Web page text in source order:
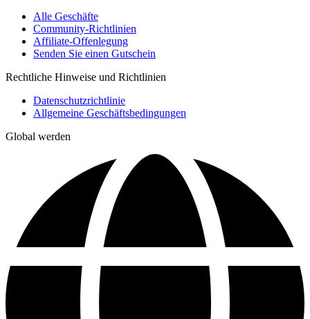
Alle Geschäfte
Community-Richtlinien
Affiliate-Offenlegung
Senden Sie einen Gutschein
Rechtliche Hinweise und Richtlinien
Datenschutzrichtlinie
Allgemeine Geschäftsbedingungen
Global werden